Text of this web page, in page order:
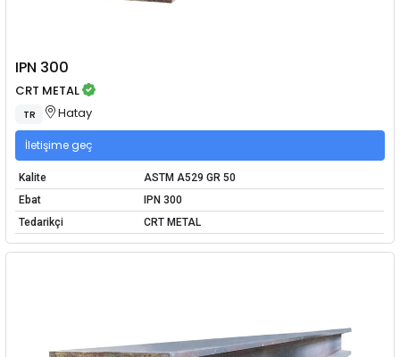
IPN 300
CRT METAL
TR Hatay
İletişime geç
Kalite
ASTM A529 GR 50
Ebat
IPN 300
Tedarikçi
CRT METAL